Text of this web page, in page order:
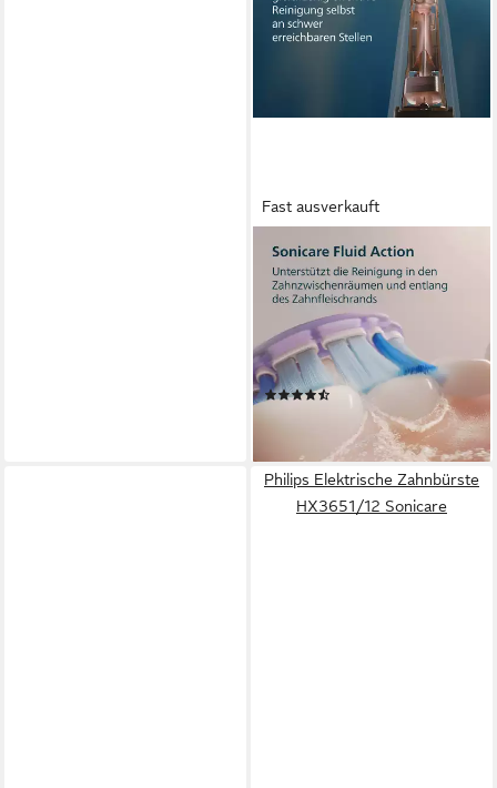
Fast ausverkauft
PHILIPS SONICARE
Elektrische Zahnbürste Series
7100 HX7429/02
Schalltechnologie Technologie
2 St. Aufsteckbürsten
4 Reinigungsprogramme
(17)
ab 229,00 €
lieferbar - in 3-4 Werktagen bei dir
Philips Elektrische Zahnbürste
HX3651/12 Sonicare